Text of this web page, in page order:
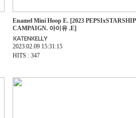
Enamel Mini Hoop E. [2023 PEPSIxSTARSHIP
CAMPAIGN. 아이유 .E]
2023.02.09 15:31:15
HITS : 347